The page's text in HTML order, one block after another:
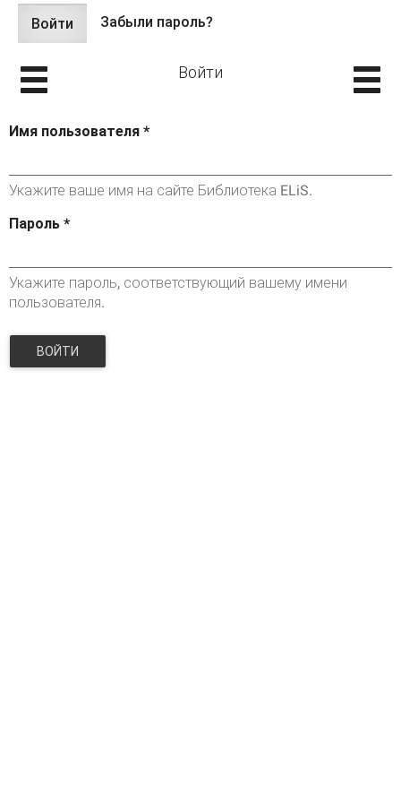
Главные вкладки
Войти (активная
вкладка)
Забыли пароль?
Войти
Имя пользователя *
Укажите ваше имя на сайте Библиотека ELiS.
Пароль *
Укажите пароль, соответствующий вашему имени
пользователя.
ВОЙТИ